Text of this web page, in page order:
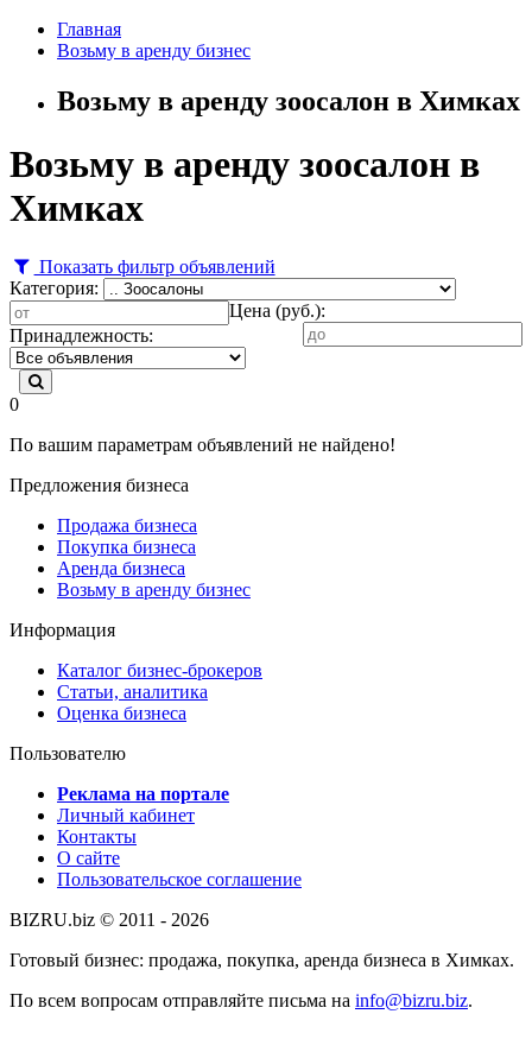
Главная
Возьму в аренду бизнес
Возьму в аренду зоосалон в Химках
Возьму в аренду зоосалон в
Химках
Показать фильтр объявлений
Категория:
Цена (руб.):
Принадлежность:
0
По вашим параметрам объявлений не найдено!
Предложения бизнеса
Продажа бизнеса
Покупка бизнеса
Аренда бизнеса
Возьму в аренду бизнес
Информация
Каталог бизнес-брокеров
Статьи, аналитика
Оценка бизнеса
Пользователю
Реклама на портале
Личный кабинет
Контакты
О сайте
Пользовательское соглашение
BIZRU.biz © 2011 - 2026
Готовый бизнес: продажа, покупка, аренда бизнеса в Химках.
По всем вопросам отправляйте письма на info@bizru.biz.